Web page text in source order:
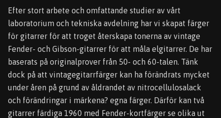
Efter stort arbete och omfattande studier av vårt
laboratorium och tekniska avdelning har vi skapat färger
för gitarrer för att troget återskapa tonerna av vintage
Fender- och Gibson-gitarrer för att måla elgitarrer. De har
baserats på originalprover från 50- och 60-talen. Tänk
dock på att vintagegitarrfärger kan ha förändrats mycket
under åren på grund av åldrandet av nitrocellulosalack
och förändringar i märkena? egna färger. Därför kan två
gitarrer färdiga 1960 med Fender-kortfärger se olika ut